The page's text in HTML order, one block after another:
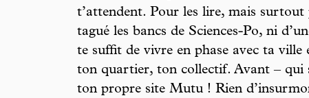
t’attendent. Pour les lire, mais
tagué les bancs de Sciences-Po, ni
te suffit de vivre en phase avec ta ville
ton quartier, ton collectif. Avant – qui
ton propre site Mutu ! Rien